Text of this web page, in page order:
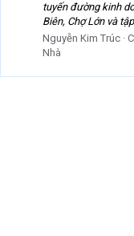
tuyến đường kinh
Biên, Chợ Lớn và
Nguyễn Kim Trúc
Nhà